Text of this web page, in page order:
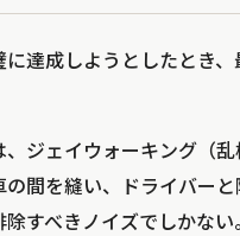
達成しようとしたとき
ジェイウォーキング（
間を縫い、ドライバー
すべきノイズでしかない